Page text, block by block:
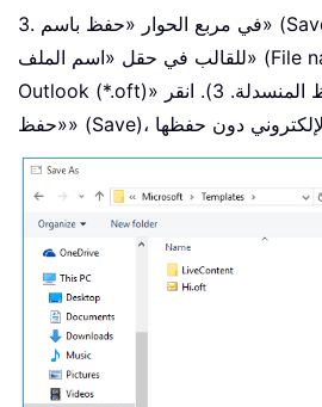
3. في مربع الحوار «حفظ باسم» (Save As): 1). أدخل اسمًا
للقالب في حقل «اسم الملف» (File name). 2). اختر «قالب
Outlook (*.oft)» من قائمة تنسيق الحفظ المنسدلة. 3). انقر